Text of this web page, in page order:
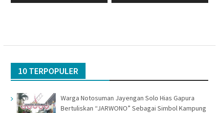
10 TERPOPULER
Warga Notosuman Jayengan Solo Hias Gapura
Bertuliskan “JARWONO” Sebagai Simbol Kampung